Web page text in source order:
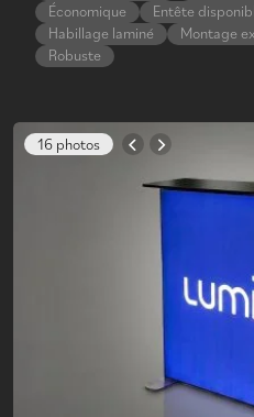
Économique
Entête
Habillage laminé
Montage
Robuste
16 photos